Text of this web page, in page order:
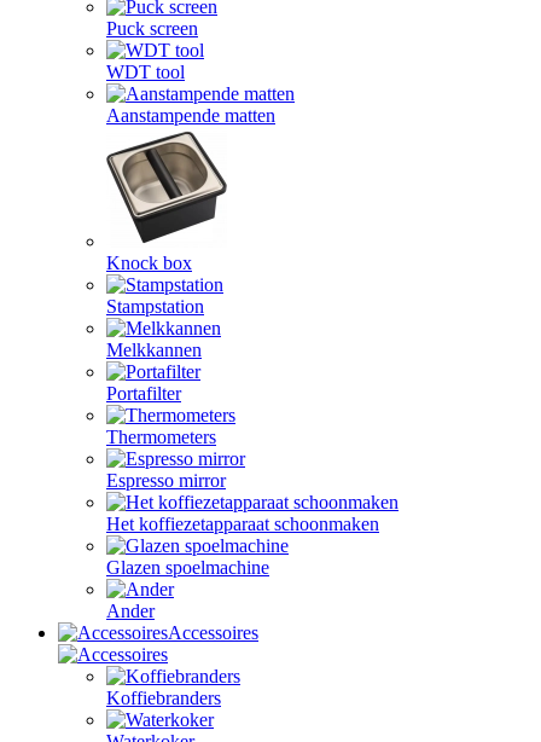
Puck screen
WDT tool
Aanstampende matten
Knock box
Stampstation
Melkkannen
Portafilter
Thermometers
Espresso mirror
Het koffiezetapparaat schoonmaken
Glazen spoelmachine
Ander
Accessoires
Koffiebranders